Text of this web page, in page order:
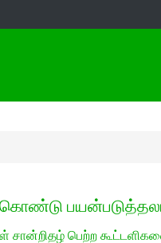
சான்றிதழ் பெற்ற